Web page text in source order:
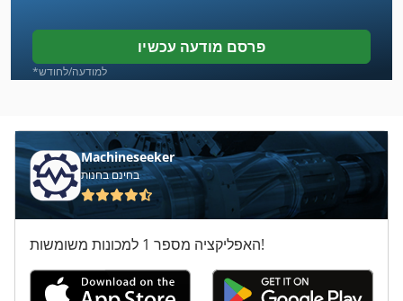
Prinect
Ricoh
Ricoh Aficio 1022
Teca Print
Techkon
אבזם
אוכף
פרסם מודעה עכשיו
*למודעה/לחודש
Machineseeker
בחינם בחנות
האפליקציה מספר 1 למכונות משומשות!